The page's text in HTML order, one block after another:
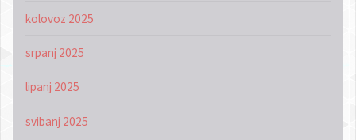
kolovoz 2025
srpanj 2025
lipanj 2025
svibanj 2025